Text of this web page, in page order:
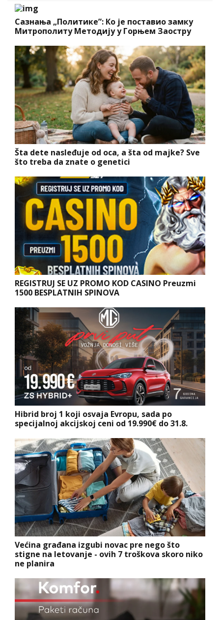
Сазнања „Политике”: Ко је поставио замку
Митрополиту Методију у Горњем Заостру
Šta dete nasleđuje od oca, a šta od majke? Sve
što treba da znate o genetici
REGISTRUJ SE UZ PROMO KOD CASINO Preuzmi
1500 BESPLATNIH SPINOVA
Hibrid broj 1 koji osvaja Evropu, sada po
specijalnoj akcijskoj ceni od 19.990€ do 31.8.
Većina građana izgubi novac pre nego što
stigne na letovanje - ovih 7 troškova skoro niko
ne planira